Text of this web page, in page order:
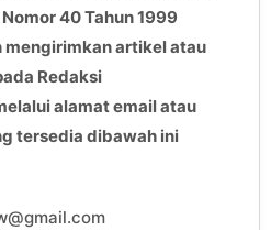
40 Tahun 1999
mengirimkan artikel atau
Redaksi
alamat email atau
tersedia dibawah ini